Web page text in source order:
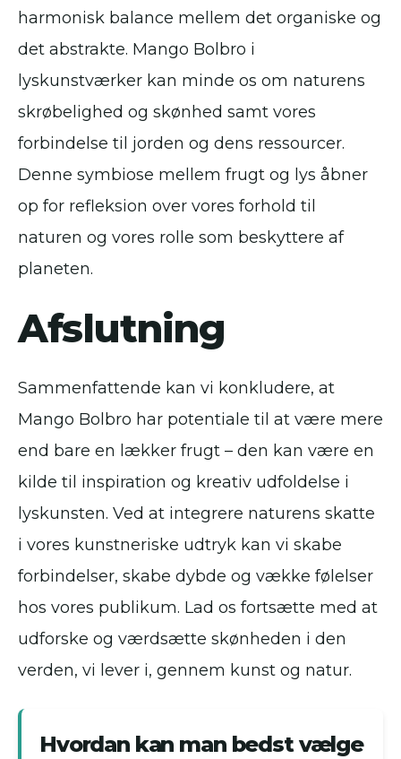
harmonisk balance mellem det organiske og
det abstrakte. Mango Bolbro i
lyskunstværker kan minde os om naturens
skrøbelighed og skønhed samt vores
forbindelse til jorden og dens ressourcer.
Denne symbiose mellem frugt og lys åbner
op for refleksion over vores forhold til
naturen og vores rolle som beskyttere af
planeten.
Afslutning
Sammenfattende kan vi konkludere, at
Mango Bolbro har potentiale til at være mere
end bare en lækker frugt – den kan være en
kilde til inspiration og kreativ udfoldelse i
lyskunsten. Ved at integrere naturens skatte
i vores kunstneriske udtryk kan vi skabe
forbindelser, skabe dybde og vække følelser
hos vores publikum. Lad os fortsætte med at
udforske og værdsætte skønheden i den
verden, vi lever i, gennem kunst og natur.
Hvordan kan man bedst vælge